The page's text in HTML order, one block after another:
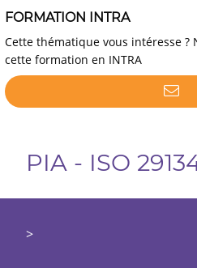
FORMATION INTRA
Cette thématique vous intéresse
cette formation en INTRA
PIA - ISO
>